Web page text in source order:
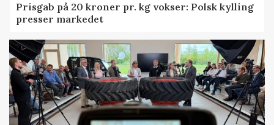
Prisgab på 20 kroner pr. kg vokser: Polsk kylling
presser markedet